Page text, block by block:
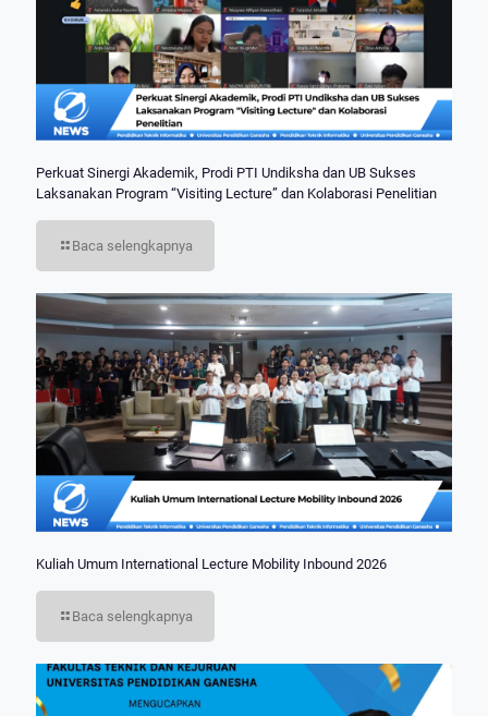
Perkuat Sinergi Akademik, Prodi PTI Undiksha dan UB Sukses
Laksanakan Program “Visiting Lecture” dan Kolaborasi Penelitian
Baca selengkapnya
Kuliah Umum International Lecture Mobility Inbound 2026
Baca selengkapnya